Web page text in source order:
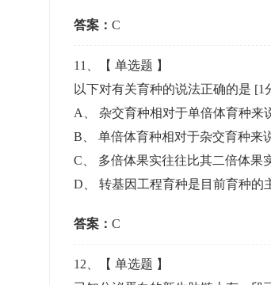
答案： C
11 、【 单选题 】
以下对有关育种的说法正确的是 [1
A
杂交育种相对于单倍体育种来
B
单倍体育种相对于杂交育种来
C
多倍体果实往往比其二倍体果
D
转基因工程育种是目前育种的
答案： C
12 、【 单选题 】